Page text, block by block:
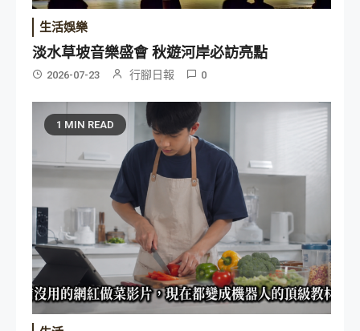
生活娛樂
淡水草坡音樂盛會 秋遊河岸必訪亮點
2026-07-23 行腳日報 0
1 MIN READ